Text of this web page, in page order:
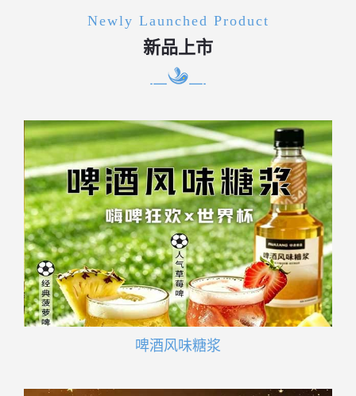
Newly Launched Product
新品上市
啤酒风味糖浆